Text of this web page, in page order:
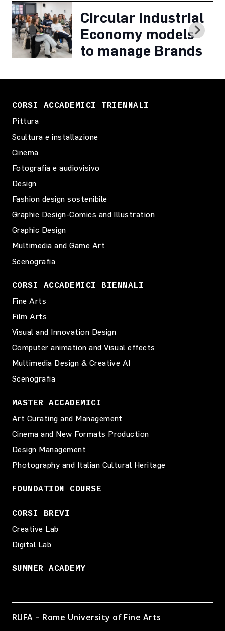
Circular Industrial
Economy models
to manage Brands
CORSI ACCADEMICI TRIENNALI
Pittura
Scultura e installazione
Cinema
Fotografia e audiovisivo
Design
Fashion design sostenibile
Graphic Design-Comics and Illustration
Graphic Design
Multimedia and Game Art
Scenografia
CORSI ACCADEMICI BIENNALI
Fine Arts
Film Arts
Visual and Innovation Design
Computer animation and Visual effects
Multimedia Design & Creative AI
Scenografia
MASTER ACCADEMICI
Art Curating and Management
Cinema and New Formats Production
Design Management
Photography and Italian Cultural Heritage
FOUNDATION COURSE
CORSI BREVI
Creative Lab
Digital Lab
SUMMER ACADEMY
RUFA – Rome University of Fine Arts